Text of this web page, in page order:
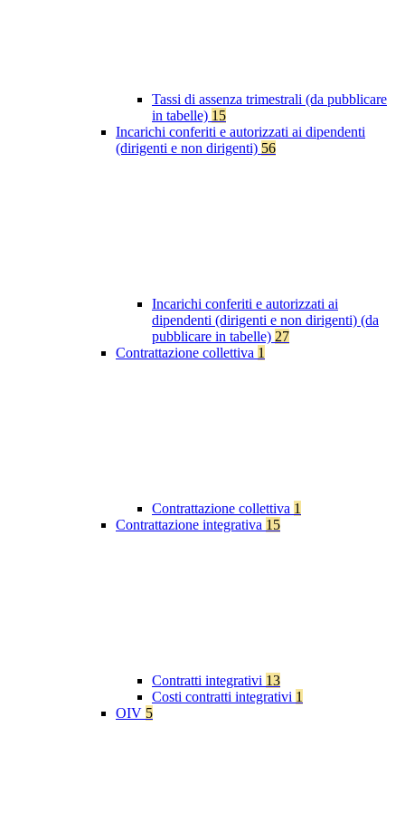
Tassi di assenza trimestrali (da pubblicare
in tabelle) 15
Incarichi conferiti e autorizzati ai dipendenti
(dirigenti e non dirigenti) 56
Incarichi conferiti e autorizzati ai
dipendenti (dirigenti e non dirigenti) (da
pubblicare in tabelle) 27
Contrattazione collettiva 1
Contrattazione collettiva 1
Contrattazione integrativa 15
Contratti integrativi 13
Costi contratti integrativi 1
OIV 5